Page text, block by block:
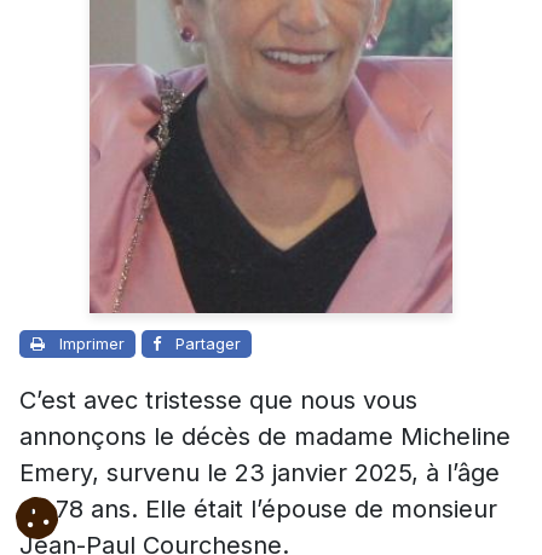
Imprimer Partager
C’est avec tristesse que nous vous
annonçons le décès de madame Micheline
Emery, survenu le 23 janvier 2025, à l’âge
de 78 ans. Elle était l’épouse de monsieur
Jean-Paul Courchesne.